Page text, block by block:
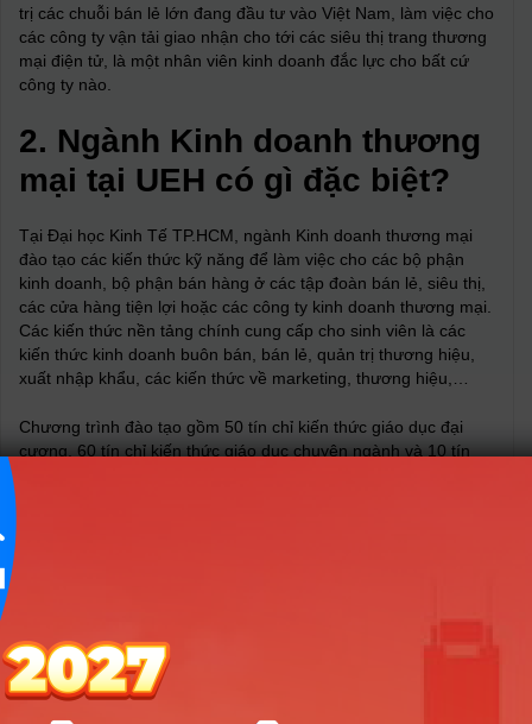
trị các chuỗi bán lẻ lớn đang đầu tư vào Việt Nam, làm việc cho
các công ty vận tải giao nhận cho tới các siêu thị trang thương
mại điện tử, là một nhân viên kinh doanh đắc lực cho bất cứ
công ty nào.
2. Ngành Kinh doanh thương
mại tại UEH có gì đặc biệt?
Tại Đại học Kinh Tế TP.HCM, ngành Kinh doanh thương mại
đào tạo các kiến thức kỹ năng để làm việc cho các bộ phận
kinh doanh, bộ phận bán hàng ở các tập đoàn bán lẻ, siêu thị,
các cửa hàng tiện lợi hoặc các công ty kinh doanh thương mại.
Các kiến thức nền tảng chính cung cấp cho sinh viên là các
kiến thức kinh doanh buôn bán, bán lẻ, quản trị thương hiệu,
xuất nhập khẩu, các kiến thức về marketing, thương hiệu,…
Chương trình đào tạo gồm 50 tín chỉ kiến thức giáo dục đại
cương, 60 tín chỉ kiến thức giáo dục chuyên ngành và 10 tín